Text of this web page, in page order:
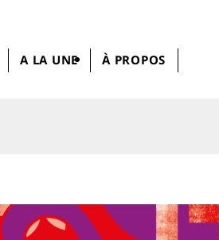
A LA UNE À PROPOS